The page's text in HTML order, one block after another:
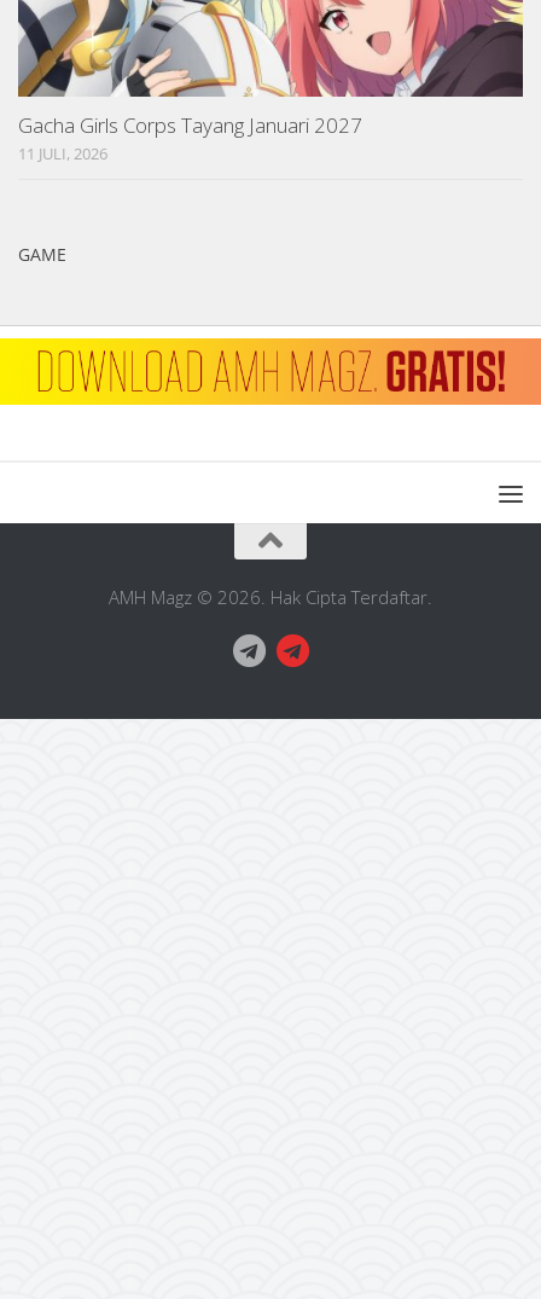
Gacha Girls Corps Tayang Januari 2027
11 JULI, 2026
GAME
AMH Magz © 2026. Hak Cipta Terdaftar.